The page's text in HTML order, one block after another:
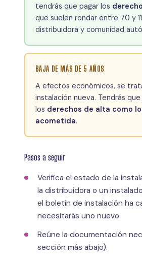
tendrás que pagar los
que suelen rondar entre 70 y
distribuidora y comunidad
BAJA DE MÁS DE 5 AÑOS
A efectos económicos, se
instalación nueva. Tendrás
los derechos de alta como
acometida.
Pasos a seguir
Verifica el estado de la
la distribuidora o un
el boletín de instalación ha
necesitarás uno nuevo.
Reúne la documentación
sección más abajo).